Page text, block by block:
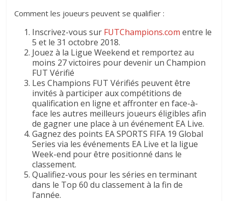
Comment les joueurs peuvent se qualifier :
Inscrivez-vous sur FUTChampions.com entre le
5 et le 31 octobre 2018.
Jouez à la Ligue Weekend et remportez au
moins 27 victoires pour devenir un Champion
FUT Vérifié
Les Champions FUT Vérifiés peuvent être
invités à participer aux compétitions de
qualification en ligne et affronter en face-à-
face les autres meilleurs joueurs éligibles afin
de gagner une place à un événement EA Live.
Gagnez des points EA SPORTS FIFA 19 Global
Series via les événements EA Live et la ligue
Week-end pour être positionné dans le
classement.
Qualifiez-vous pour les séries en terminant
dans le Top 60 du classement à la fin de
l’année.